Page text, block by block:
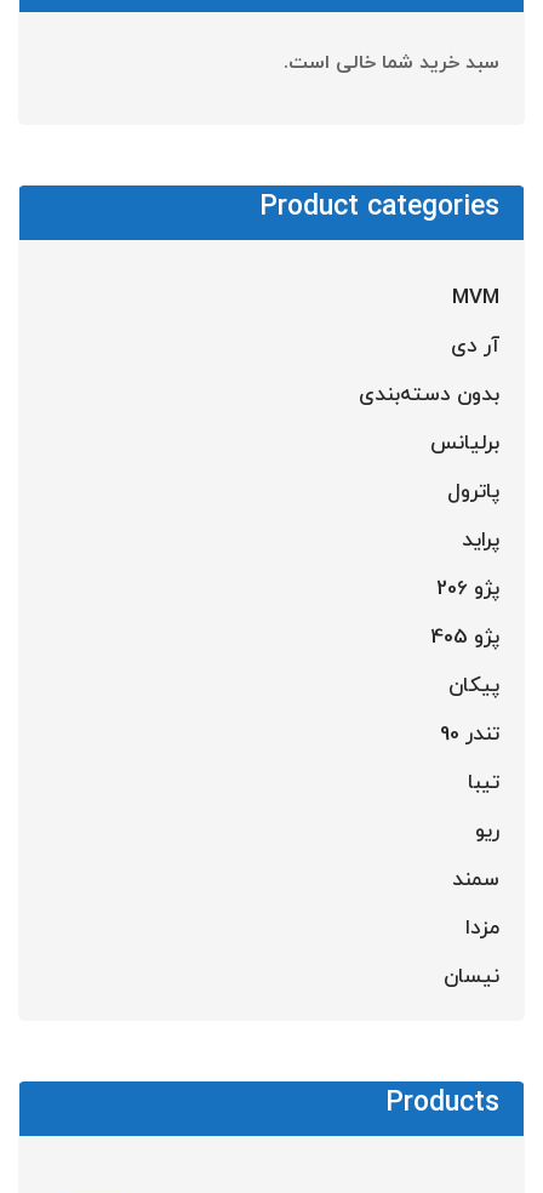
سبد خرید شما خالی است.
Product categories
MVM
آر دی
بدون دسته‌بندی
برلیانس
پاترول
پراید
پژو 206
پژو 405
پیکان
تندر 90
تیبا
ریو
سمند
مزدا
نیسان
Products